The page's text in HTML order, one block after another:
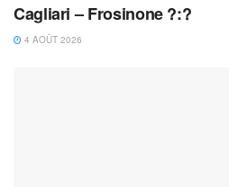
Cagliari – Frosinone ?:?
4 AOÛT 2026